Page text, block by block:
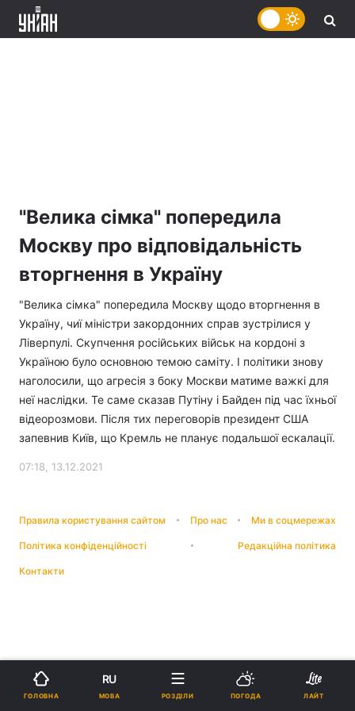
"Велика сімка" попередила
Москву про відповідальність
вторгнення в Україну
"Велика сімка" попередила Москву щодо вторгнення в
Україну, чиї міністри закордонних справ зустрілися у
Ліверпулі. Скупчення російських військ на кордоні з
Україною було основною темою саміту. І політики знову
наголосили, що агресія з боку Москви матиме важкі для
неї наслідки. Те саме сказав Путіну і Байден під час їхньої
відеорозмови. Після тих переговорів президент США
запевнив Київ, що Кремль не планує подальшої ескалації.
07:18, 13.12.2021
Правила користування сайтом Про нас Ми в соцмережах
Політика конфіденційності Редакційна політика
Контакти
ГОЛОВНА
RU
МОВА РОЗДІЛИ ПОГОДА ЛАЙТ